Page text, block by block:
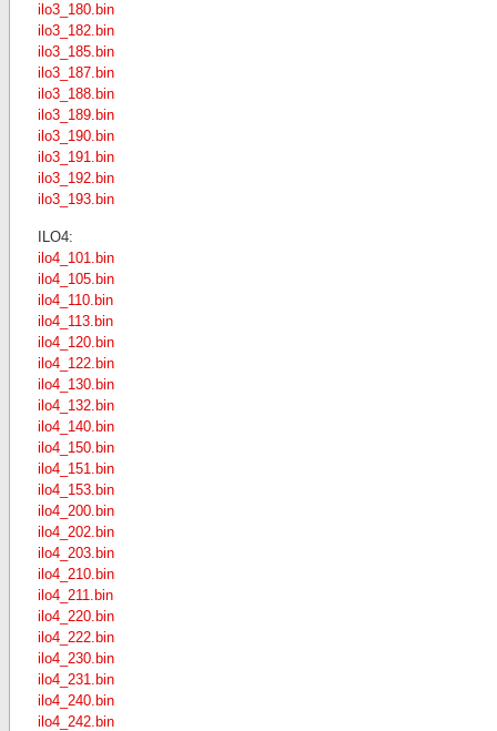
ilo3_180.bin
ilo3_182.bin
ilo3_185.bin
ilo3_187.bin
ilo3_188.bin
ilo3_189.bin
ilo3_190.bin
ilo3_191.bin
ilo3_192.bin
ilo3_193.bin
ILO4:
ilo4_101.bin
ilo4_105.bin
ilo4_110.bin
ilo4_113.bin
ilo4_120.bin
ilo4_122.bin
ilo4_130.bin
ilo4_132.bin
ilo4_140.bin
ilo4_150.bin
ilo4_151.bin
ilo4_153.bin
ilo4_200.bin
ilo4_202.bin
ilo4_203.bin
ilo4_210.bin
ilo4_211.bin
ilo4_220.bin
ilo4_222.bin
ilo4_230.bin
ilo4_231.bin
ilo4_240.bin
ilo4_242.bin